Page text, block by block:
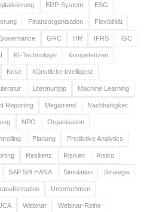
ERP-System ESG
Finanzorganisation Flexibilität
GRC HR IFRS IGC
KI-Technologie Kompetenzen
Krise Künstliche Intelligenz
Literaturtipp Machine Learning
Reporting Megatrend Nachhaltigkeit
NPO Organisation
Planung Predictive Analytics
Resilienz Risiken Risiko
SAP S/4 HANA Simulation Strategie
Unternehmen
Webinar Webinar-Reihe